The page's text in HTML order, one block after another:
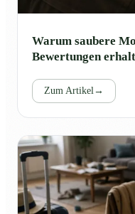
Warum saubere
Bewertungen
Zum Artikel→